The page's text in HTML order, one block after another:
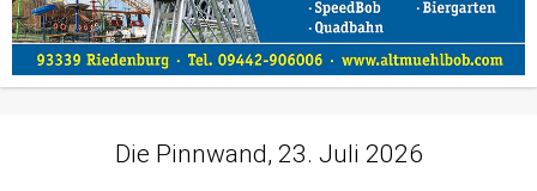
Die Pinnwand, 23. Juli 2026